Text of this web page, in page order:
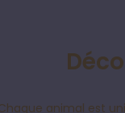
animal est